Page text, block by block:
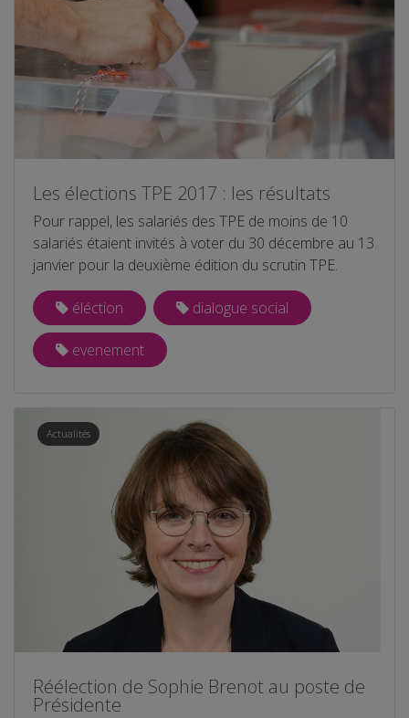
Les élections TPE 2017 : les résultats
Pour rappel, les salariés des TPE de moins de 10
salariés étaient invités à voter du 30 décembre au 13
janvier pour la deuxième édition du scrutin TPE.
éléction dialogue social
evenement
Actualités
Réélection de Sophie Brenot au poste de
Présidente